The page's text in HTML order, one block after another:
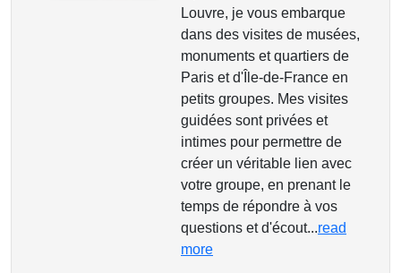
Louvre, je vous embarque
dans des visites de musées,
monuments et quartiers de
Paris et d'Île-de-France en
petits groupes. Mes visites
guidées sont privées et
intimes pour permettre de
créer un véritable lien avec
votre groupe, en prenant le
temps de répondre à vos
questions et d'écout...read
more